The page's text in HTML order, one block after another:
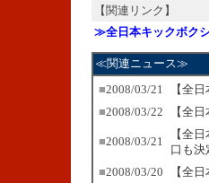
【関連リンク】
≫全日本キックボク
≪関連ニュース≫
■2008/03/21
【全
■2008/03/22 【全
■2008/03/21
【全
口も決
■2008/03/20 【全